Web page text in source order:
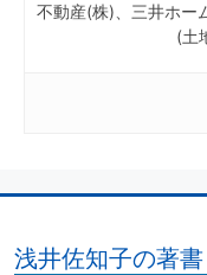
不動産(株)、三井ホー
(土
浅井佐知子の著書